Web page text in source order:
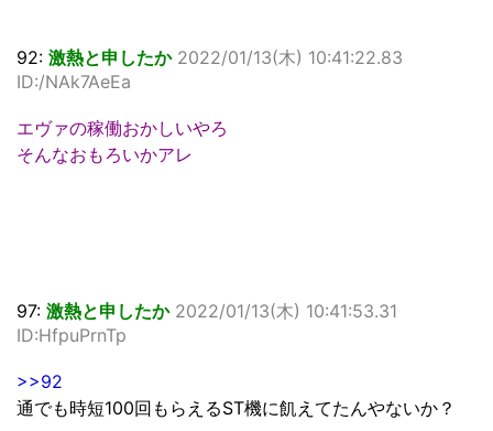
92: 激熱と申したか 2022/01/13(木) 10:41:22.83
ID:/NAk7AeEa
エヴァの稼働おかしいやろ
そんなおもろいかアレ
97: 激熱と申したか 2022/01/13(木) 10:41:53.31
ID:HfpuPrnTp
>>92
通でも時短100回もらえるST機に飢えてたんやないか？